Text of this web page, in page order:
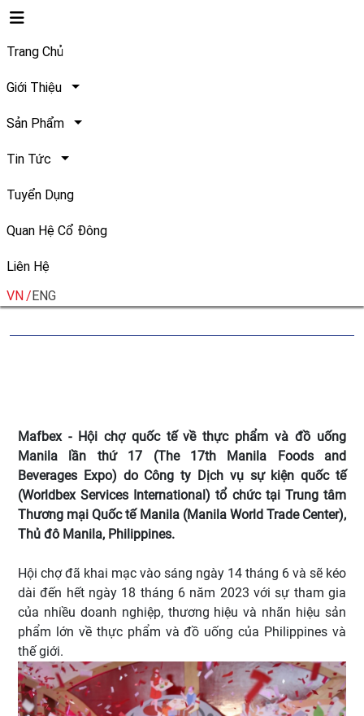
Trang Chủ
Giới Thiệu
Sản Phẩm
Tin Tức
Tuyển Dụng
Quan Hệ Cổ Đông
Liên Hệ
VN ENG
Gian hàng và các sản phẩm
của Việt Nam được khách
hàng Philippines yêu thích
Mafbex - Hội chợ quốc tế về thực phẩm và đồ uống
Manila lần thứ 17 (The 17th Manila Foods and
Beverages Expo) do Công ty Dịch vụ sự kiện quốc tế
(Worldbex Services International) tổ chức tại Trung tâm
Thương mại Quốc tế Manila (Manila World Trade Center),
Thủ đô Manila, Philippines.
Hội chợ đã khai mạc vào sáng ngày 14 tháng 6 và sẽ kéo
dài đến hết ngày 18 tháng 6 năm 2023 với sự tham gia
của nhiều doanh nghiệp, thương hiệu và nhãn hiệu sản
phẩm lớn về thực phẩm và đồ uống của Philippines và
thế giới.